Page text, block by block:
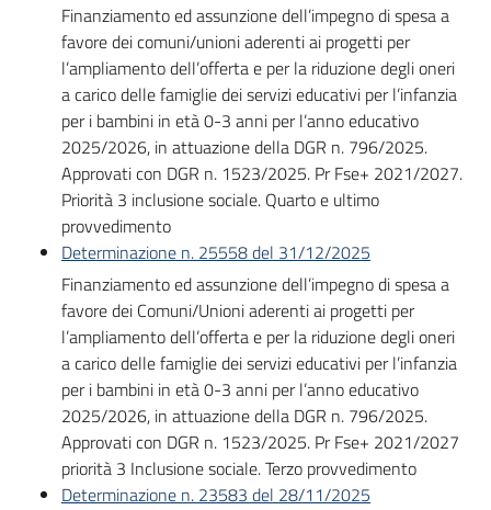
Fondo
sociale
europeo
Seguici
Finanziamento ed assunzione dell’impegno di spesa a
favore dei comuni/unioni aderenti ai progetti per
l’ampliamento dell’offerta e per la riduzione degli oneri
a carico delle famiglie dei servizi educativi per l’infanzia
per i bambini in età 0-3 anni per l’anno educativo
2025/2026, in attuazione della DGR n. 796/2025.
Approvati con DGR n. 1523/2025. Pr Fse+ 2021/2027.
Priorità 3 inclusione sociale. Quarto e ultimo
provvedimento
Determinazione n. 25558 del 31/12/2025
Finanziamento ed assunzione dell’impegno di spesa a
favore dei Comuni/Unioni aderenti ai progetti per
l’ampliamento dell’offerta e per la riduzione degli oneri
a carico delle famiglie dei servizi educativi per l’infanzia
per i bambini in età 0-3 anni per l’anno educativo
2025/2026, in attuazione della DGR n. 796/2025.
Approvati con DGR n. 1523/2025. Pr Fse+ 2021/2027
priorità 3 Inclusione sociale. Terzo provvedimento
Determinazione n. 23583 del 28/11/2025